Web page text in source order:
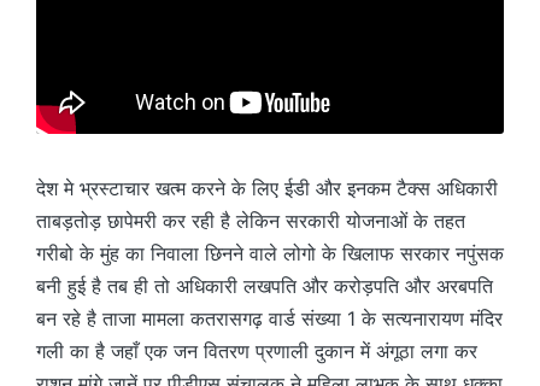
देश मे भ्रस्टाचार खत्म करने के लिए ईडी और इनकम टैक्स अधिकारी
ताबड़तोड़ छापेमरी कर रही है लेकिन सरकारी योजनाओं के तहत
गरीबो के मुंह का निवाला छिनने वाले लोगो के खिलाफ सरकार नपुंसक
बनी हुई है तब ही तो अधिकारी लखपति और करोड़पति और अरबपति
बन रहे है ताजा मामला कतरासगढ़ वार्ड संख्या 1 के सत्यनारायण मंदिर
गली का है जहाँ एक जन वितरण प्रणाली दुकान में अंगूठा लगा कर